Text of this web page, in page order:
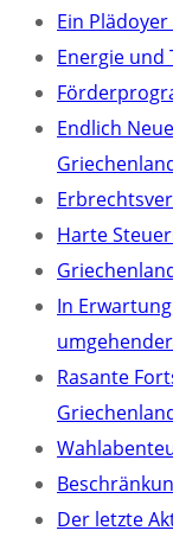
Ein
Energie und
Endlich
Harte
In
Rasante
Der letzte